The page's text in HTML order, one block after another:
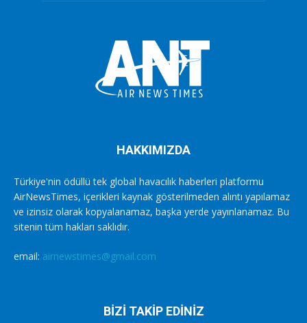
HAKKIMIZDA
Türkiye'nin ödüllü tek global havacılık haberleri platformu
AirNewsTimes, içerikleri kaynak gösterilmeden alıntı yapılamaz
ve izinsiz olarak kopyalanamaz, başka yerde yayınlanamaz. Bu
sitenin tüm hakları saklıdır.
email: airnewstimes@gmail.com
BİZİ TAKİP EDİNİZ